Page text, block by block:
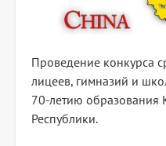
Проведение конкурса
лицеев, гимназий и
70-летию образования
Республики.